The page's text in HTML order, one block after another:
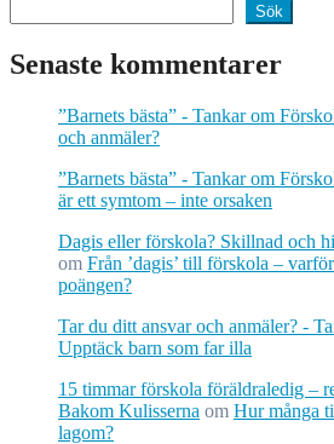
Sök
Senaste kommentarer
”Barnets bästa” - Tankar om
och anmäler?
”Barnets bästa” - Tankar om
är ett symtom – inte orsaken
Dagis eller förskola? Skillnad och
om Från ’dagis’ till förskola –
poängen?
Tar du ditt ansvar och anmäler? -
Upptäck barn som far illa
15 timmar förskola föräldraledig –
Bakom Kulisserna om Hur många
lagom?